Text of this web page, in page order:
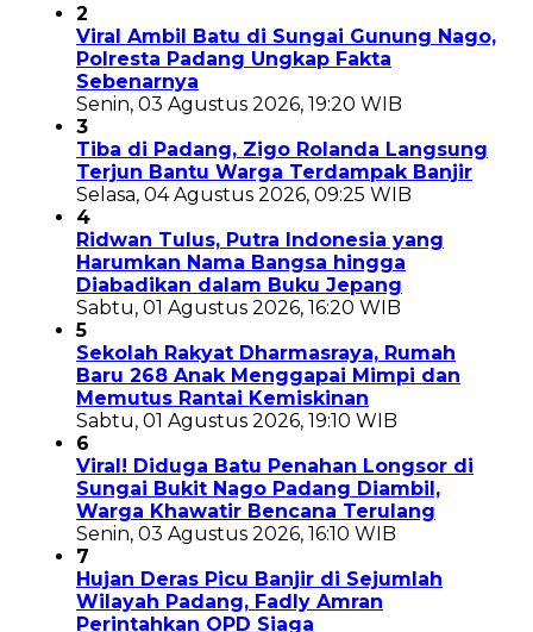
2
Viral Ambil Batu di Sungai Gunung Nago,
Polresta Padang Ungkap Fakta
Sebenarnya
Senin, 03 Agustus 2026, 19:20 WIB
3
Tiba di Padang, Zigo Rolanda Langsung
Terjun Bantu Warga Terdampak Banjir
Selasa, 04 Agustus 2026, 09:25 WIB
4
Ridwan Tulus, Putra Indonesia yang
Harumkan Nama Bangsa hingga
Diabadikan dalam Buku Jepang
Sabtu, 01 Agustus 2026, 16:20 WIB
5
Sekolah Rakyat Dharmasraya, Rumah
Baru 268 Anak Menggapai Mimpi dan
Memutus Rantai Kemiskinan
Sabtu, 01 Agustus 2026, 19:10 WIB
6
Viral! Diduga Batu Penahan Longsor di
Sungai Bukit Nago Padang Diambil,
Warga Khawatir Bencana Terulang
Senin, 03 Agustus 2026, 16:10 WIB
7
Hujan Deras Picu Banjir di Sejumlah
Wilayah Padang, Fadly Amran
Perintahkan OPD Siaga